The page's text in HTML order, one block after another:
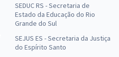
SEDUC RS - Secretaria de
Estado da Educação do Rio
Grande do Sul
SEJUS ES - Secretaria da Justiça
do Espírito Santo